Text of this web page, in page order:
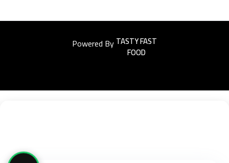
Powered ByEasyorders